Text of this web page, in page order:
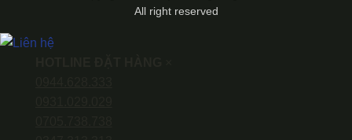
All right reserved